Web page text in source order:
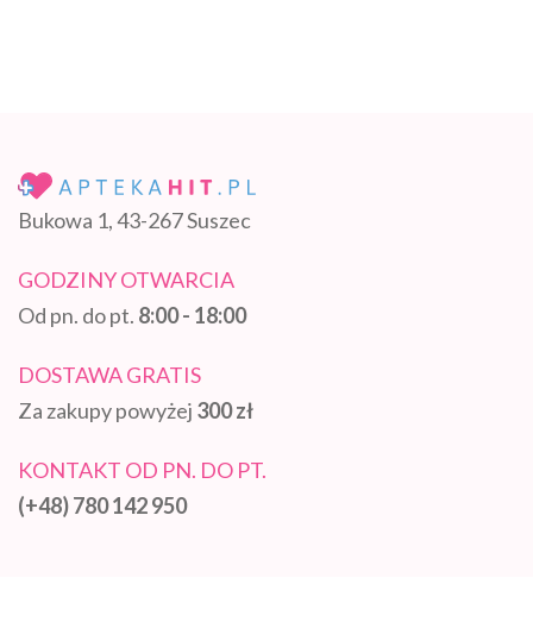
Bukowa 1, 43-267 Suszec
GODZINY OTWARCIA
Od pn. do pt. 8:00 - 18:00
DOSTAWA GRATIS
Za zakupy powyżej 300 zł
KONTAKT OD PN. DO PT.
(+48) 780 142 950